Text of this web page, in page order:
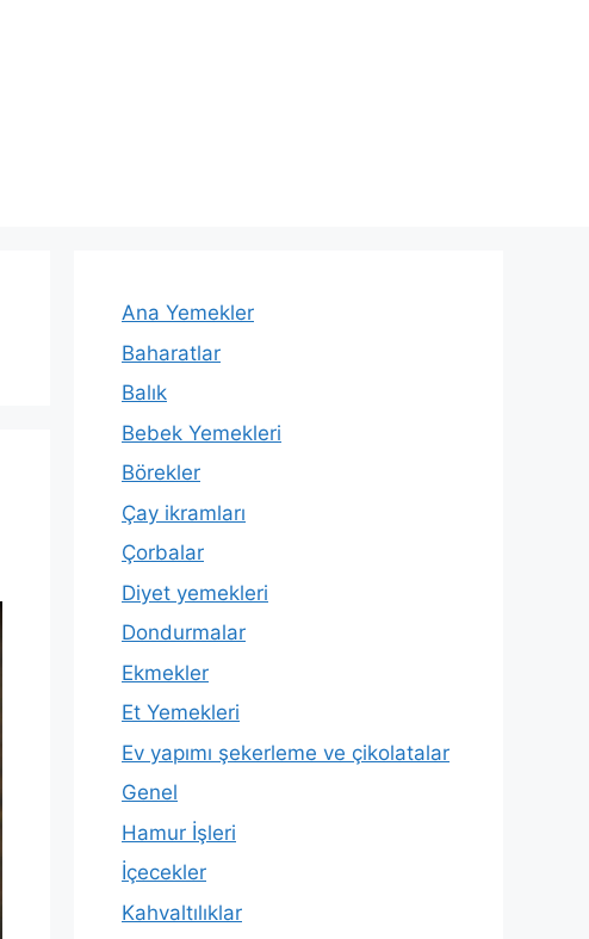
Ana Yemekler
Baharatlar
Balık
Bebek Yemekleri
Börekler
Çay ikramları
Çorbalar
Diyet yemekleri
Dondurmalar
Ekmekler
Et Yemekleri
Ev yapımı şekerleme ve çikolatalar
Genel
Hamur İşleri
İçecekler
Kahvaltılıklar